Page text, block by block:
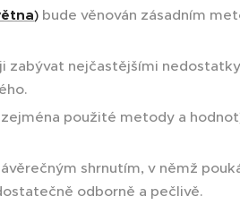
) bude věnován zásadním
zabývat nejčastějšími
použité metody a
shrnutím, v němž
odborně a pečlivě.